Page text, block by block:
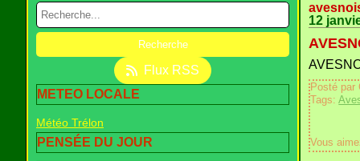
Flux RSS
METEO LOCALE
Météo Trélon
PENSÉE DU JOUR
12
Posté par
Tags:
Vous